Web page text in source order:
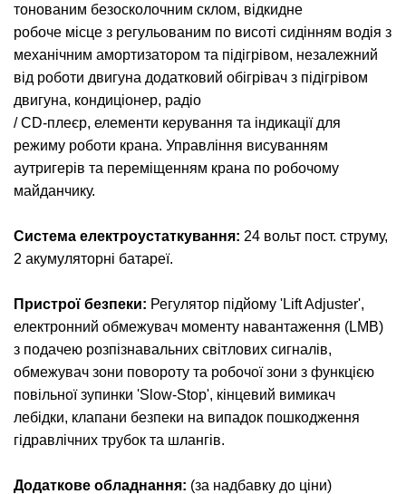
тонованим безосколочним склом, відкидне
робоче місце з регульованим по висоті сидінням водія з
механічним амортизатором та підігрівом, незалежний
від роботи двигуна додатковий обігрівач з підігрівом
двигуна, кондиціонер, радіо
/ CD-плеєр, елементи керування та індикації для
режиму роботи крана. Управління висуванням
аутригерів та переміщенням крана по робочому
майданчику.
Система електроустаткування: 24 вольт пост. струму,
2 акумуляторні батареї.
Пристрої безпеки: Регулятор підйому 'Lift Adjuster',
електронний обмежувач моменту навантаження (LMB)
з подачею розпізнавальних світлових сигналів,
обмежувач зони повороту та робочої зони з функцією
повільної зупинки 'Slow-Stop', кінцевий вимикач
лебідки, клапани безпеки на випадок пошкодження
гідравлічних трубок та шлангів.
Додаткове обладнання: (за надбавку до ціни)